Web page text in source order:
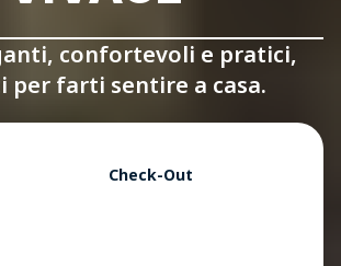
confortevoli e pratici,
per farti sentire a casa.
Check-Out